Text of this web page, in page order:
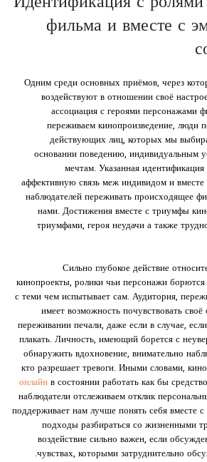
фильма и вместе с
Одним среди основных приёмов, через
воздействуют в отношении своё
ассоциация с героями персонажами
переживаем кинопроизведение, люди
действующих лиц, которых мы
основании поведению, индивидуальным
мечтам. Указанная
аффективную связь меж индивидом и вместе
наблюдателей переживать происходящее
нами. Достижения вместе с триумфы
триумфами, героя неудачи а также
Сильно глубокое действие
кинопроекты, ролики чьи персонажи
с теми чем испытывает сам. Аудитория,
имеет возможность почувствовать
переживании печали, даже если в случае,
плакать. Личность, имеющий борется с
обнаружить вдохновение, внимательно
кто разрешает тревоги. Иными словами,
онлайн в состоянии работать как бы
наблюдатели отслеживаем отклик
поддерживает нам лучше понять себя вместе
подходы разбираться со жизненными
воздействие сильно важен, если
чувствах, которыми затруднительно